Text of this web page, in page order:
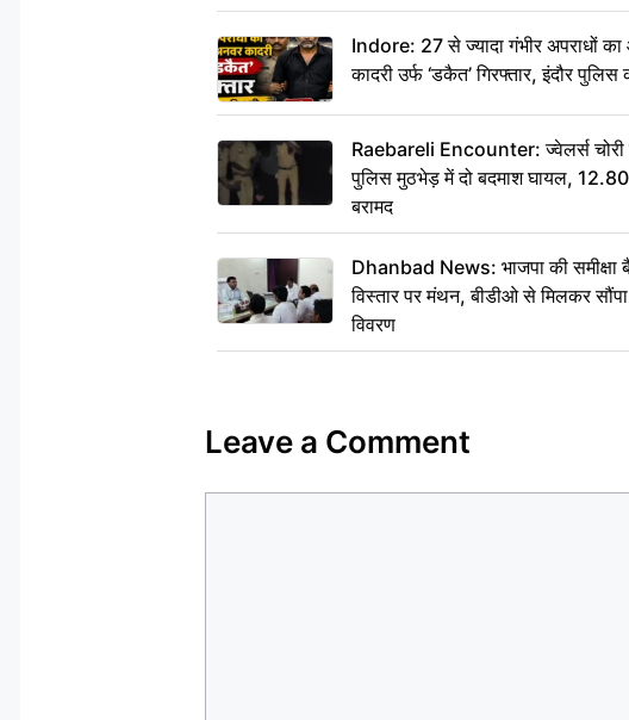
दीजिए हम नहीं आ पाएंगे
Indore: 27 से ज्यादा गंभीर अपराधों का
कादरी उर्फ ‘डकैत’ गिरफ्तार, इंदौर
Raebareli Encounter: ज्वेलर्स चोरी
पुलिस मुठभेड़ में दो बदमाश घायल, 12.80
बरामद
Dhanbad News: भाजपा की
विस्तार पर मंथन, बीडीओ से मिलकर
विवरण
Leave a Comment